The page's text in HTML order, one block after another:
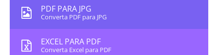
PDF PARA JPG
Converta PDF para JPG
EXCEL PARA PDF
Converta Excel para PDF